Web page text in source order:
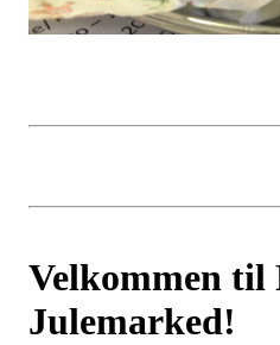
Velkommen
Julemarked!